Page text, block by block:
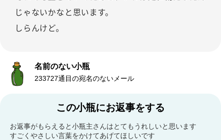
じゃないかなと思います。
しらんけど。
名前のない小瓶
233727通目の宛名のないメール
この小瓶にお返事をする
お返事がもらえると小瓶主さんはとてもうれしいと思います
すごくやさしい言葉をかけてあげてほしいです